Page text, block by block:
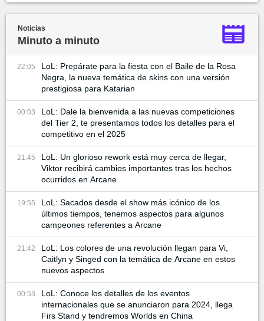
Noticias
Minuto a minuto
22:05
LoL: Prepárate para la fiesta con el Baile de la Rosa
Negra, la nueva temática de skins con una versión
prestigiosa para Katarian
00:03
LoL: Dale la bienvenida a las nuevas competiciones
del Tier 2, te presentamos todos los detalles para el
competitivo en el 2025
21:45
LoL: Un glorioso rework está muy cerca de llegar,
Viktor recibirá cambios importantes tras los hechos
ocurridos en Arcane
19:55
LoL: Sacados desde el show más icónico de los
últimos tiempos, tenemos aspectos para algunos
campeones referentes a Arcane
21:42
LoL: Los colores de una revolución llegan para Vi,
Caitlyn y Singed con la temática de Arcane en estos
nuevos aspectos
00:53
LoL: Conoce los detalles de los eventos
internacionales que se anunciaron para 2024, llega
Firs Stand y tendremos Worlds en China